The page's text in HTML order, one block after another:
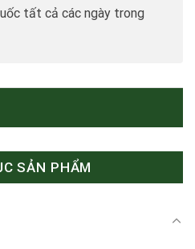
tất cả các ngày trong
SẢN PHẨM